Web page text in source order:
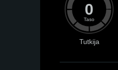
0
Taso
Tutkija